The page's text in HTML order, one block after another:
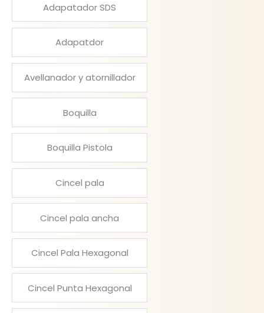
Adapatador SDS
Adapatdor
Avellanador y atornillador
Boquilla
Boquilla Pistola
Cincel pala
Cincel pala ancha
Cincel Pala Hexagonal
Cincel Punta Hexagonal